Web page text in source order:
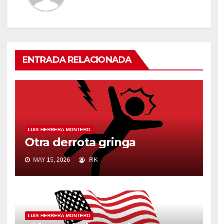
ENTRADA RELACIONADA
LUIS HERRERA MONTERO
Otra derrota gringa
MAY 15, 2026 RK
LUIS HERRERA MONTERO